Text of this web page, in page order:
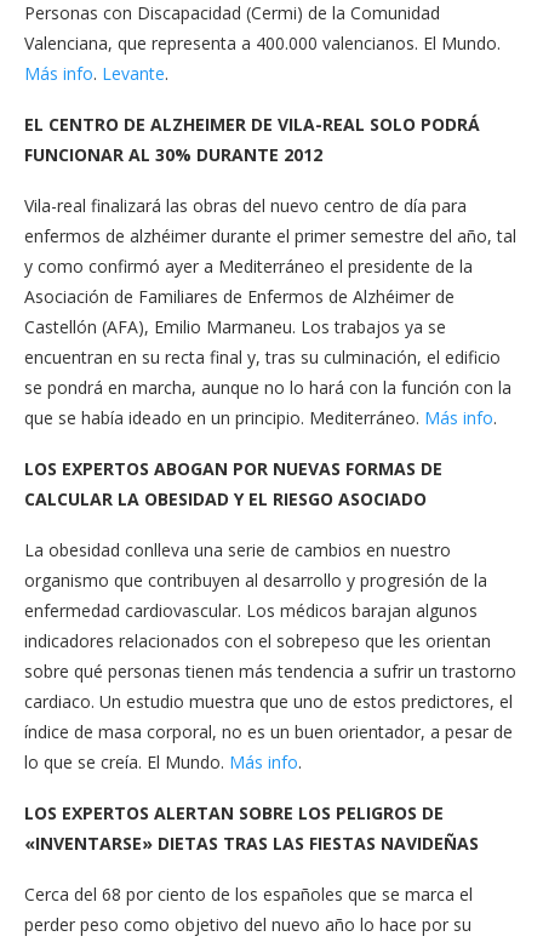
Personas con Discapacidad (Cermi) de la Comunidad
Valenciana, que representa a 400.000 valencianos. El Mundo.
Más info. Levante.
EL CENTRO DE ALZHEIMER DE VILA-REAL SOLO PODRÁ
FUNCIONAR AL 30% DURANTE 2012
Vila-real finalizará las obras del nuevo centro de día para
enfermos de alzhéimer durante el primer semestre del año, tal
y como confirmó ayer a Mediterráneo el presidente de la
Asociación de Familiares de Enfermos de Alzhéimer de
Castellón (AFA), Emilio Marmaneu. Los trabajos ya se
encuentran en su recta final y, tras su culminación, el edificio
se pondrá en marcha, aunque no lo hará con la función con la
que se había ideado en un principio. Mediterráneo. Más info.
LOS EXPERTOS ABOGAN POR NUEVAS FORMAS DE
CALCULAR LA OBESIDAD Y EL RIESGO ASOCIADO
La obesidad conlleva una serie de cambios en nuestro
organismo que contribuyen al desarrollo y progresión de la
enfermedad cardiovascular. Los médicos barajan algunos
indicadores relacionados con el sobrepeso que les orientan
sobre qué personas tienen más tendencia a sufrir un trastorno
cardiaco. Un estudio muestra que uno de estos predictores, el
índice de masa corporal, no es un buen orientador, a pesar de
lo que se creía. El Mundo. Más info.
LOS EXPERTOS ALERTAN SOBRE LOS PELIGROS DE
«INVENTARSE» DIETAS TRAS LAS FIESTAS NAVIDEÑAS
Cerca del 68 por ciento de los españoles que se marca el
perder peso como objetivo del nuevo año lo hace por su